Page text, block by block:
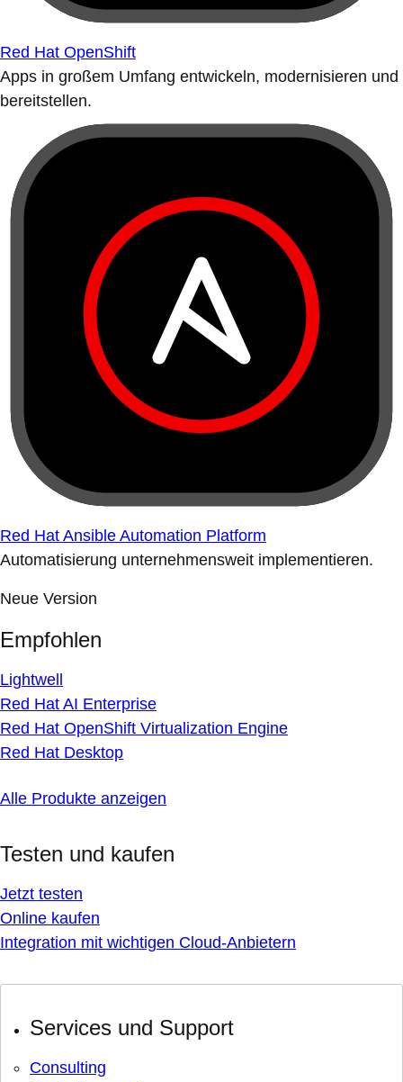
Red Hat OpenShift
Apps in großem Umfang entwickeln, modernisieren und
bereitstellen.
Red Hat Ansible Automation Platform
Automatisierung unternehmensweit implementieren.
Neue Version
Empfohlen
Lightwell
Red Hat AI Enterprise
Red Hat OpenShift Virtualization Engine
Red Hat Desktop
Alle Produkte anzeigen
Testen und kaufen
Jetzt testen
Online kaufen
Integration mit wichtigen Cloud-Anbietern
Services und Support
Consulting